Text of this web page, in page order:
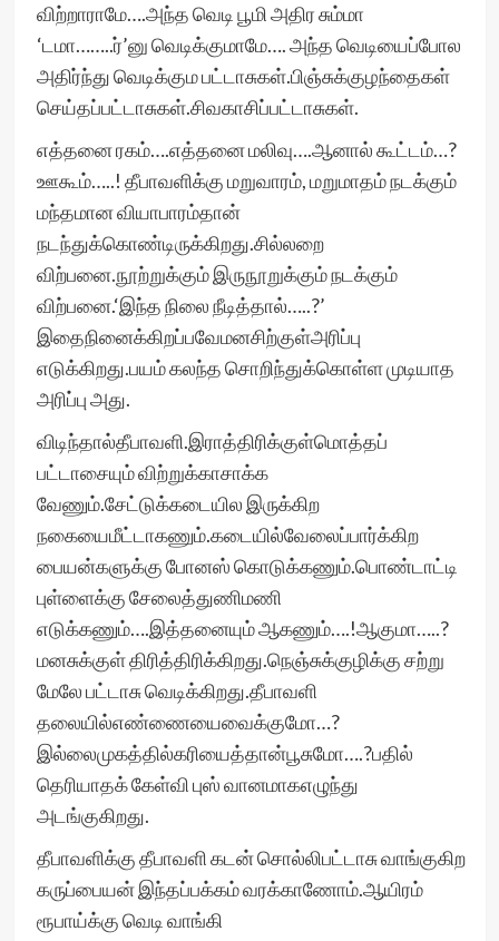
விற்றாராமே….அந்த வெடி பூமி அதிர சும்மா
‘டமா……..ர்’னு வெடிக்குமாமே…. அந்த வெடியைப்போல
அதிர்ந்து வெடிக்கும பட்டாசுகள்.பிஞ்சுக்குழந்தைகள்
செய்தப்பட்டாசுகள்.சிவகாசிப்பட்டாசுகள்.
எத்தனை ரகம்….எத்தனை மலிவு….ஆனால் கூட்டம்…?
ஊகூம்…..! தீபாவளிக்கு மறுவாரம், மறுமாதம் நடக்கும்
மந்தமான வியாபாரம்தான்
நடந்துக்கொண்டிருக்கிறது.சில்லறை
விற்பனை.நூற்றுக்கும் இருநூறுக்கும் நடக்கும்
விற்பனை.‘இந்த நிலை நீடித்தால்…..?’
இதைநினைக்கிறப்பவேமனசிற்குள்அரிப்பு
எடுக்கிறது.பயம் கலந்த சொறிந்துக்கொள்ள முடியாத
அரிப்பு அது.
விடிந்தால்தீபாவளி.இராத்திரிக்குள்மொத்தப்
பட்டாசையும் விற்றுக்காசாக்க
வேணும்.சேட்டுக்கடையில இருக்கிற
நகையைமீட்டாகணும்.கடையில்வேலைப்பார்க்கிற
பையன்களுக்கு போனஸ் கொடுக்கணும்.பொண்டாட்டி
புள்ளைக்கு சேலைத்துணிமணி
எடுக்கணும்….இத்தனையும் ஆகணும்….!ஆகுமா…..?
மனசுக்குள் திரித்திரிக்கிறது.நெஞ்சுக்குழிக்கு சற்று
மேலே பட்டாசு வெடிக்கிறது.தீபாவளி
தலையில்எண்ணையைவைக்குமோ…?
இல்லைமுகத்தில்கரியைத்தான்பூசுமோ….?பதில்
தெரியாதக் கேள்வி புஸ் வானமாகஎழுந்து
அடங்குகிறது.
தீபாவளிக்கு தீபாவளி கடன் சொல்லிபட்டாசு வாங்குகிற
கருப்பையன் இந்தப்பக்கம் வரக்காணோம்.ஆயிரம்
ரூபாய்க்கு வெடி வாங்கி